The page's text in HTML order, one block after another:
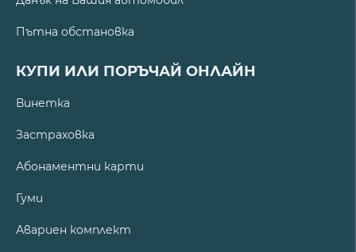
Пътна обстановка
КУПИ ИЛИ ПОРЪЧАЙ ОНЛАЙН
Винетка
Застраховка
Абонаментни карти
Гуми
Авариен комплект